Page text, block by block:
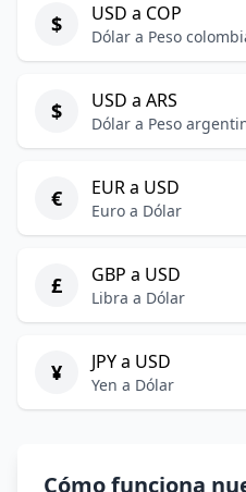
$ USD a COP
Dólar a Peso
$ USD a ARS
Dólar a Peso
€ EUR a USD
Euro a Dólar
£ GBP a USD
Libra a Dólar
¥ JPY a USD
Yen a Dólar
Cómo funciona